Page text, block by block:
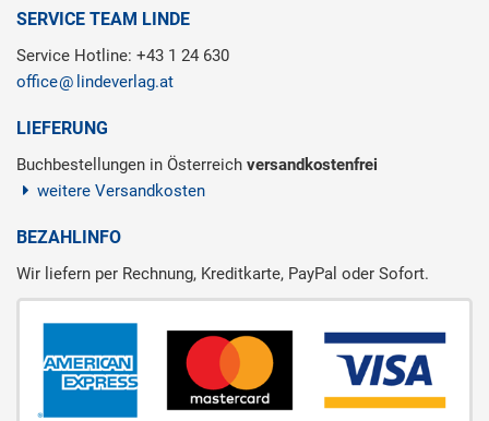
SERVICE TEAM LINDE
Service Hotline: +43 1 24 630
office
lindeverlag.at
LIEFERUNG
Buchbestellungen in Österreich versandkostenfrei
weitere Versandkosten
BEZAHLINFO
Wir liefern per Rechnung, Kreditkarte, PayPal oder Sofort.